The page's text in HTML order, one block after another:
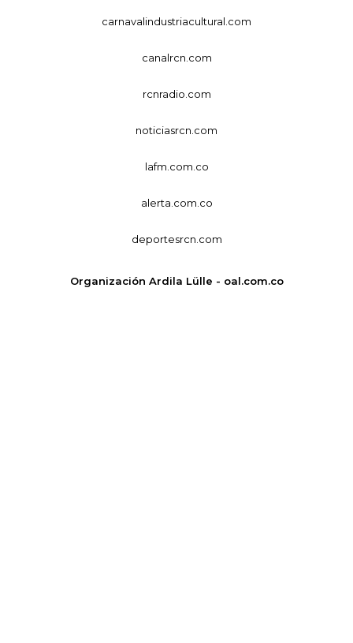
carnavalindustriacultural.com
canalrcn.com
rcnradio.com
noticiasrcn.com
lafm.com.co
alerta.com.co
deportesrcn.com
Organización Ardila Lülle - oal.com.co